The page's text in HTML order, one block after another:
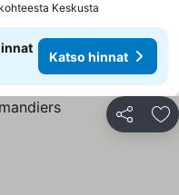
Keskusta
Katso hinnat
Jaa